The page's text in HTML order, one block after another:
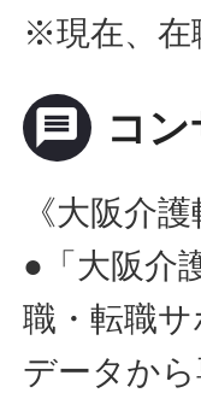
※現在、在
message コ
《大阪介
●「大阪介
職・転職
データか